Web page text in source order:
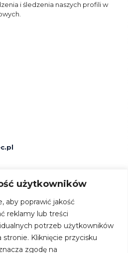
użytkowników
aby poprawić jakość
reklamy lub treści
potrzeb użytkowników
stronie. Kliknięcie przycisku
zgodę na
i śledzenia naszych profili w